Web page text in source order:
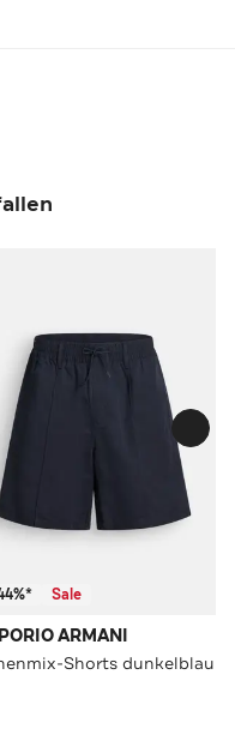
Sale
ARMANI
Shorts dunkelblau